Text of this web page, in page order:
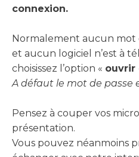
connexion.
Normalement aucun mot
et aucun logiciel n’est à
choisissez l’option « ouvrir
A défaut le mot de passe
Pensez à couper vos
présentation.
Vous pouvez néanmoins